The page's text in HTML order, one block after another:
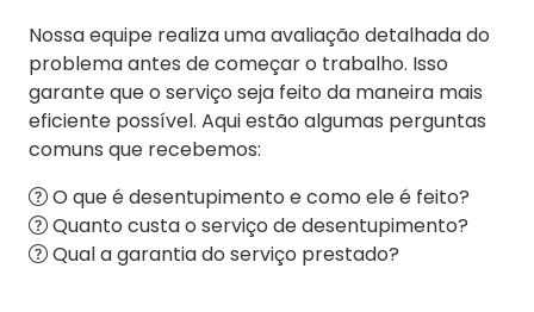
Nossa equipe realiza uma avaliação detalhada do
problema antes de começar o trabalho. Isso
garante que o serviço seja feito da maneira mais
eficiente possível. Aqui estão algumas perguntas
comuns que recebemos:
O que é desentupimento e como ele é feito?
Quanto custa o serviço de desentupimento?
Qual a garantia do serviço prestado?